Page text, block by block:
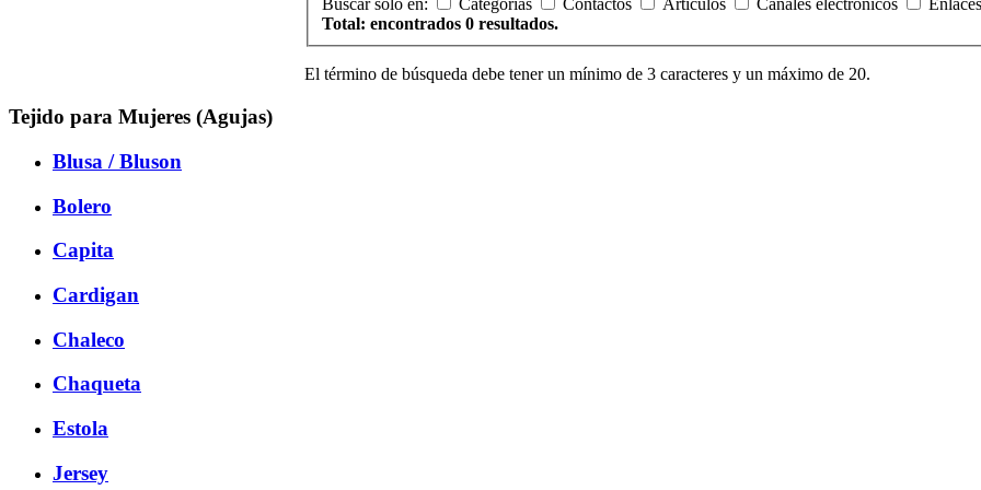
Buscar solo en:
Categorías Contactos Artículos Canales electrónicos
Total: encontrados 0 resultados.
El término de búsqueda debe tener un mínimo de 3 caracteres y un máximo de 20.
Tejido para Mujeres (Agujas)
Blusa / Bluson
Bolero
Capita
Cardigan
Chaleco
Chaqueta
Estola
Jersey